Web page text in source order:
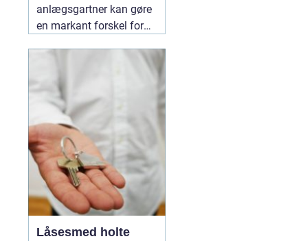
anlægsgartner kan gøre
en markant forskel for
funktion i haven. Mange
oplever, at det kan være
svært at få
udendørsarealer til at
fungere i hverdagen. Her
kan06 August 2026
Låsesmed holte